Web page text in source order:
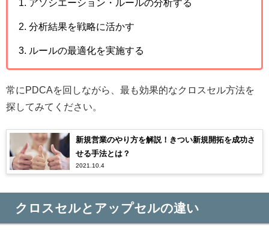
アソシエーション・ルールの分析する
分析結果を戦略に活かす
ルールの最適化を実施する
常にPDCAを回しながら、最も効果的なクロスセル方法を
探してみてください。
新規営業のやり方を解説！きつい新規開拓を成功さ
せる手法とは？
2021.10.4
クロスセルとアップセルの違い